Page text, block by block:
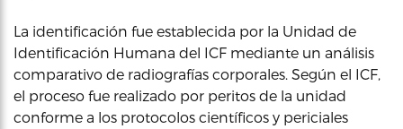
La identificación fue establecida por la Unidad de
Identificación Humana del ICF mediante un análisis
comparativo de radiografías corporales. Según el ICF,
el proceso fue realizado por peritos de la unidad
conforme a los protocolos científicos y periciales